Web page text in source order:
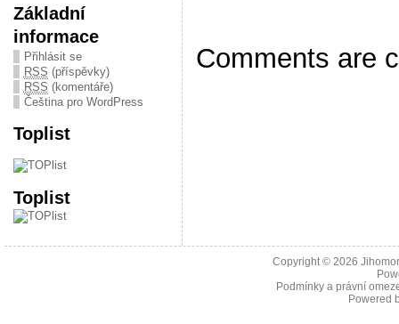
Základní
informace
Přihlásit se
RSS (příspěvky)
RSS (komentáře)
Čeština pro WordPress
Toplist
Toplist
Comments are
Copyright © 2026
Podmínky a právní
Powered